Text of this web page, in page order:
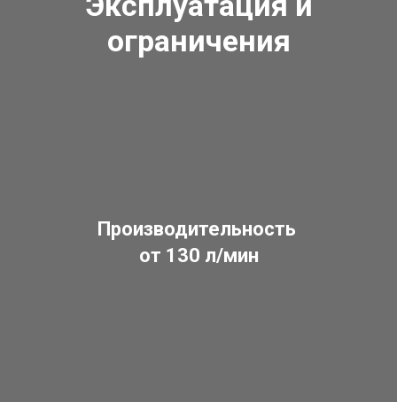
ограничения
Производительность
от 130 л/мин